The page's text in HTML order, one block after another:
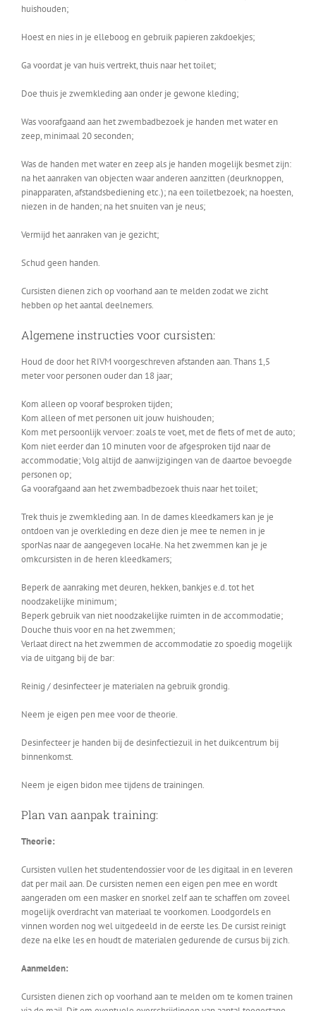
huishouden;
Hoest en nies in je elleboog en gebruik papieren zakdoekjes;
Ga voordat je van huis vertrekt, thuis naar het toilet;
Doe thuis je zwemkleding aan onder je gewone kleding;
Was voorafgaand aan het zwembadbezoek je handen met water en
zeep, minimaal 20 seconden;
Was de handen met water en zeep als je handen mogelijk besmet zijn:
na het aanraken van objecten waar anderen aanzitten (deurknoppen,
pinapparaten, afstandsbediening etc.); na een toiletbezoek; na hoesten,
niezen in de handen; na het snuiten van je neus;
Vermijd het aanraken van je gezicht;
Schud geen handen.
Cursisten dienen zich op voorhand aan te melden zodat we zicht
hebben op het aantal deelnemers.
Algemene instructies voor cursisten:
Houd de door het RIVM voorgeschreven afstanden aan. Thans 1,5
meter voor personen ouder dan 18 jaar;
Kom alleen op vooraf besproken tijden;
Kom alleen of met personen uit jouw huishouden;
Kom met persoonlijk vervoer: zoals te voet, met de fiets of met de auto;
Kom niet eerder dan 10 minuten voor de afgesproken tijd naar de
accommodatie; Volg altijd de aanwijzigingen van de daartoe bevoegde
personen op;
Ga voorafgaand aan het zwembadbezoek thuis naar het toilet;
Trek thuis je zwemkleding aan. In de dames kleedkamers kan je je
ontdoen van je overkleding en deze dien je mee te nemen in je
sporNas naar de aangegeven locaHe. Na het zwemmen kan je je
omkcursisten in de heren kleedkamers;
Beperk de aanraking met deuren, hekken, bankjes e.d. tot het
noodzakelijke minimum;
Beperk gebruik van niet noodzakelijke ruimten in de accommodatie;
Douche thuis voor en na het zwemmen;
Verlaat direct na het zwemmen de accommodatie zo spoedig mogelijk
via de uitgang bij de bar:
Reinig / desinfecteer je materialen na gebruik grondig.
Neem je eigen pen mee voor de theorie.
Desinfecteer je handen bij de desinfectiezuil in het duikcentrum bij
binnenkomst.
Neem je eigen bidon mee tijdens de trainingen.
Plan van aanpak training:
Theorie:
Cursisten vullen het studentendossier voor de les digitaal in en leveren
dat per mail aan. De cursisten nemen een eigen pen mee en wordt
aangeraden om een masker en snorkel zelf aan te schaffen om zoveel
mogelijk overdracht van materiaal te voorkomen. Loodgordels en
vinnen worden nog wel uitgedeeld in de eerste les. De cursist reinigt
deze na elke les en houdt de materialen gedurende de cursus bij zich.
Aanmelden:
Cursisten dienen zich op voorhand aan te melden om te komen trainen